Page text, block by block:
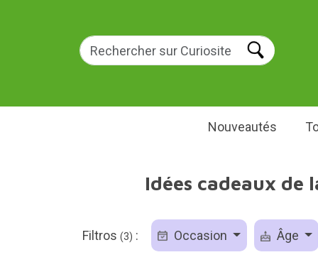
Nouveautés
Idées cadeaux de
Filtros (3) : Occasion Âge